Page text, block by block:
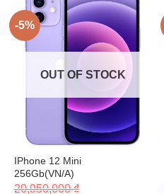
-5%
Trả góp 0%
OUT OF STOCK
IPhone 12 Mini
256Gb(VN/A)
20,950,000₫